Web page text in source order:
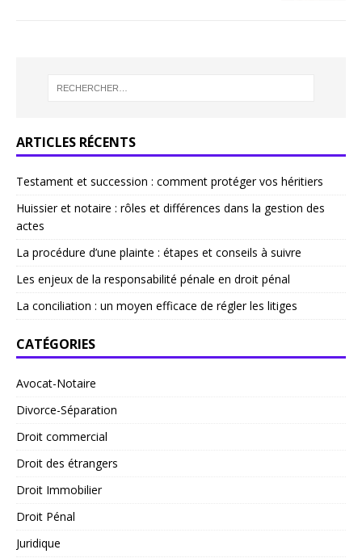
ARTICLES RÉCENTS
Testament et succession : comment protéger vos héritiers
Huissier et notaire : rôles et différences dans la gestion des
actes
La procédure d’une plainte : étapes et conseils à suivre
Les enjeux de la responsabilité pénale en droit pénal
La conciliation : un moyen efficace de régler les litiges
CATÉGORIES
Avocat-Notaire
Divorce-Séparation
Droit commercial
Droit des étrangers
Droit Immobilier
Droit Pénal
Juridique